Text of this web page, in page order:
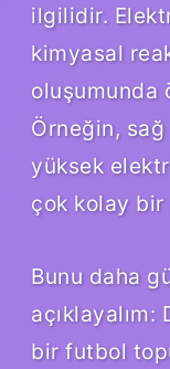
ilgilidir.
kimyasal
oluşumunda
Örneğin,
yüksek
çok kolay
Bunu daha
bir futbol